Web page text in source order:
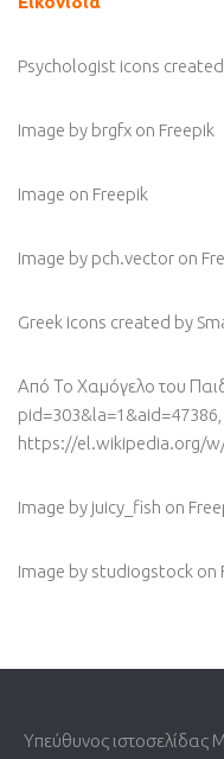
Psychologist icons
Image by brgfx on Freepik
Image on Freepik
Image by pch.vector on
Greek icons created by
Από Το Χαμόγελο του
https://el.wikipedia.org/
Image by juicy_fish on
Image by studiogstock on
Υπεύθυνος ιστοσελίδας